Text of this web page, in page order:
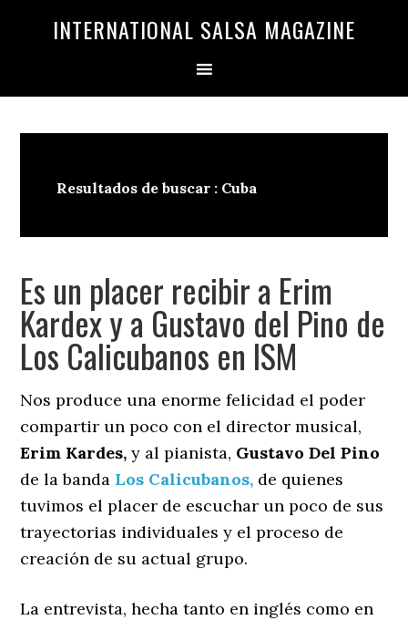
INTERNATIONAL SALSA MAGAZINE
Resultados de buscar : Cuba
Es un placer recibir a Erim
Kardex y a Gustavo del Pino de
Los Calicubanos en ISM
Nos produce una enorme felicidad el poder
compartir un poco con el director musical,
Erim Kardes, y al pianista, Gustavo Del Pino
de la banda Los Calicubanos, de quienes
tuvimos el placer de escuchar un poco de sus
trayectorias individuales y el proceso de
creación de su actual grupo.
La entrevista, hecha tanto en inglés como en